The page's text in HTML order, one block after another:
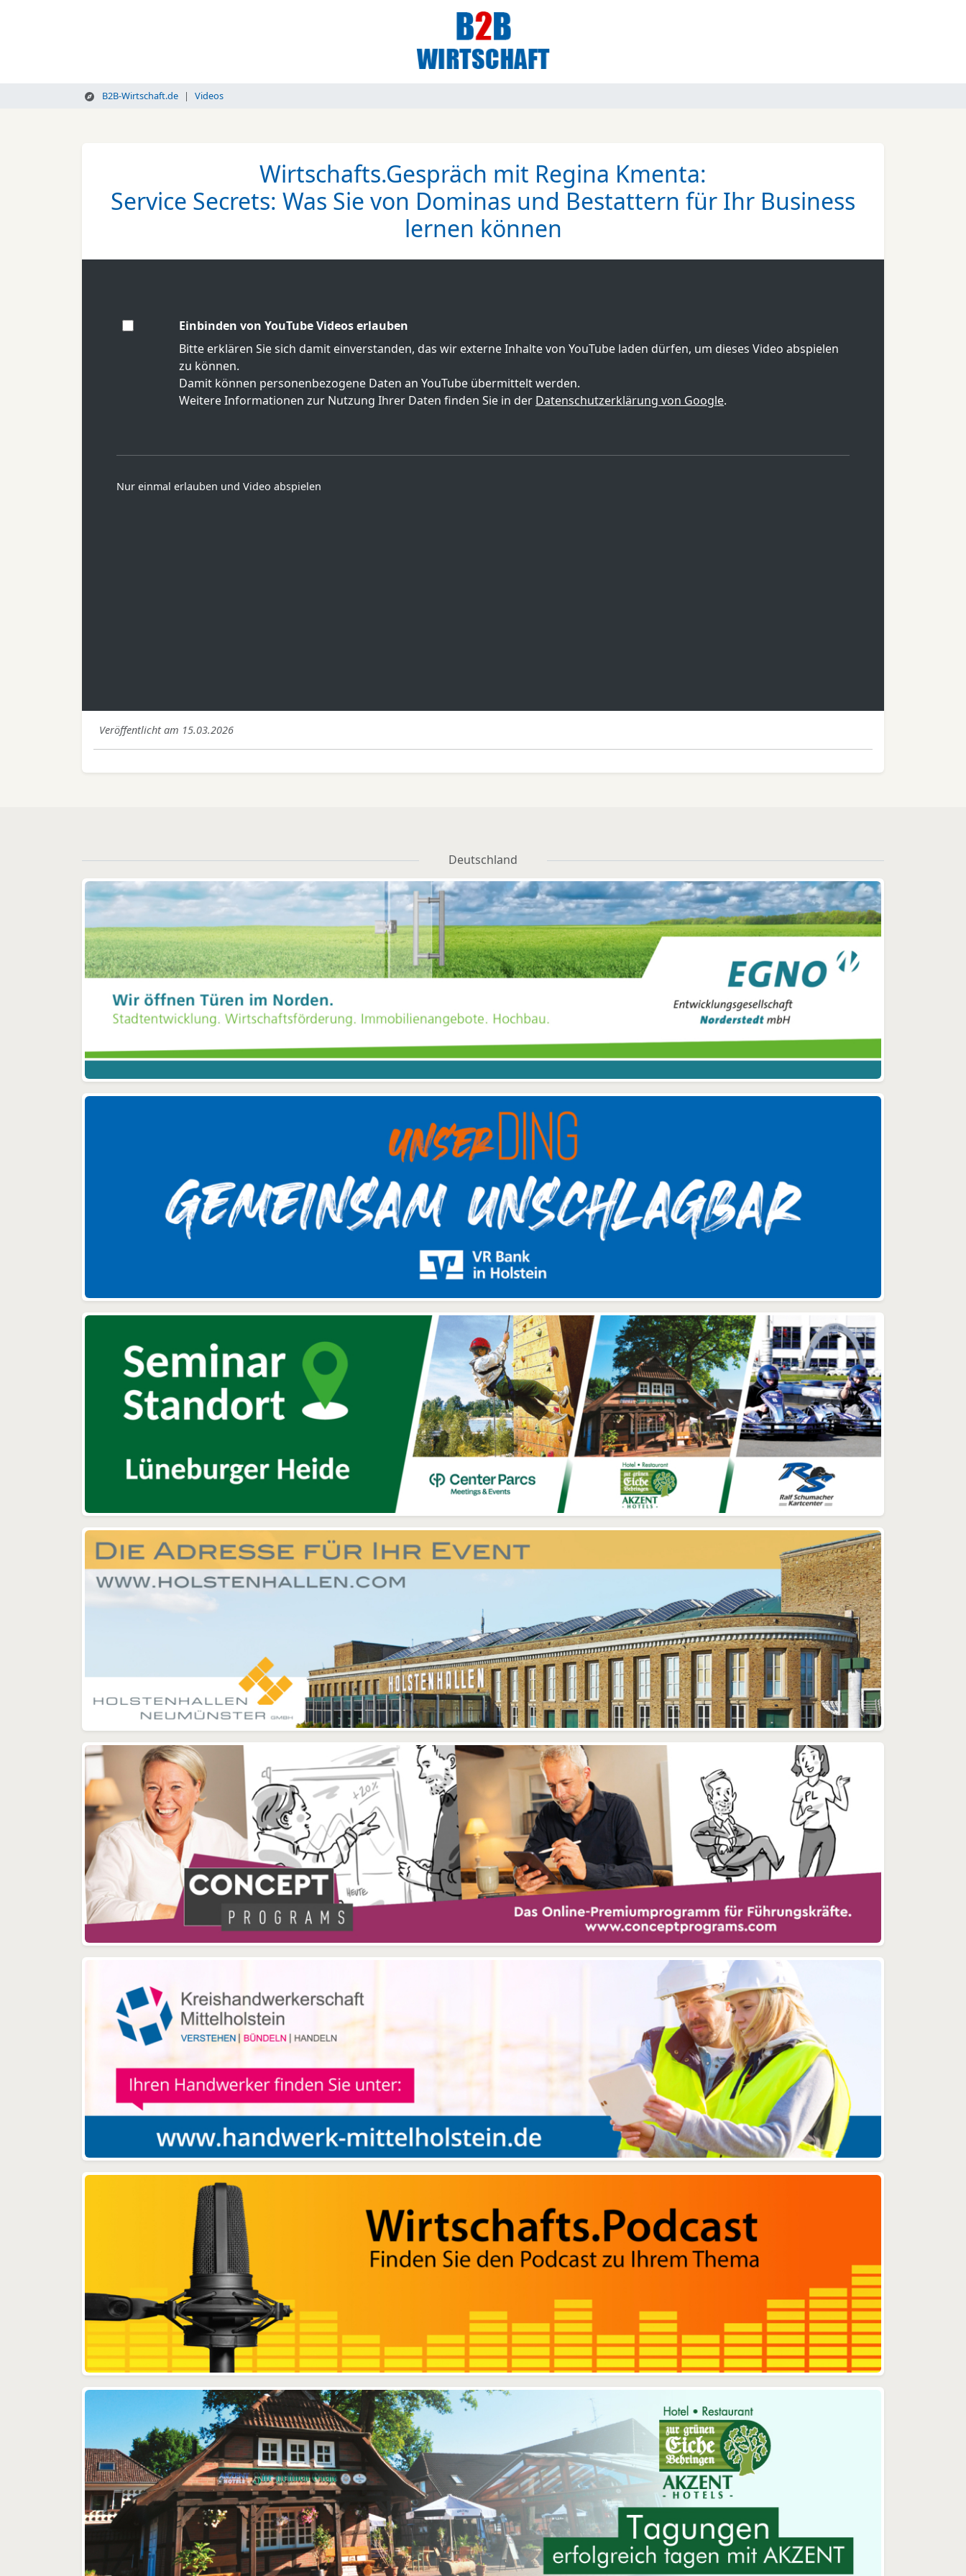
B2B-Wirtschaft.de Videos
Wirtschafts.Gespräch mit Regina Kmenta:
Service Secrets: Was Sie von Dominas und Bestattern für Ihr Business
lernen können
Einbinden von YouTube Videos erlauben
Bitte erklären Sie sich damit einverstanden, das wir externe Inhalte von YouTube laden dürfen, um dieses Video abspielen
zu können.
Damit können personenbezogene Daten an YouTube übermittelt werden.
Weitere Informationen zur Nutzung Ihrer Daten finden Sie in der Datenschutzerklärung von Google.
Nur einmal erlauben und Video abspielen
Veröffentlicht am 15.03.2026
Deutschland